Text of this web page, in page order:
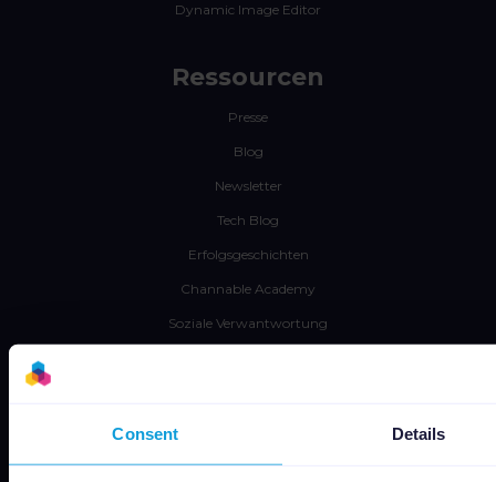
Consent Details
Dynamic Image Editor
Ressourcen
Presse
Blog
Newsletter
Tech Blog
Erfolgsgeschichten
Channable Academy
Soziale Verwantwortung
Status